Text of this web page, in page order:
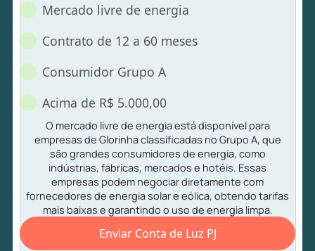
Mercado livre de energia
Contrato de 12 a 60 meses
Consumidor Grupo A
Acima de R$ 5.000,00
O mercado livre de energia está disponível para
empresas de Glorinha classificadas no Grupo A, que
são grandes consumidores de energia, como
indústrias, fábricas, mercados e hotéis. Essas
empresas podem negociar diretamente com
fornecedores de energia solar e eólica, obtendo tarifas
mais baixas e garantindo o uso de energia limpa.
Enviar Conta de Luz PJ